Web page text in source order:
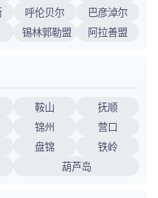
呼伦贝尔
巴彦淖尔
锡林郭勒盟 阿拉善盟
鞍山
抚顺
锦州
营口
盘锦
铁岭
葫芦岛